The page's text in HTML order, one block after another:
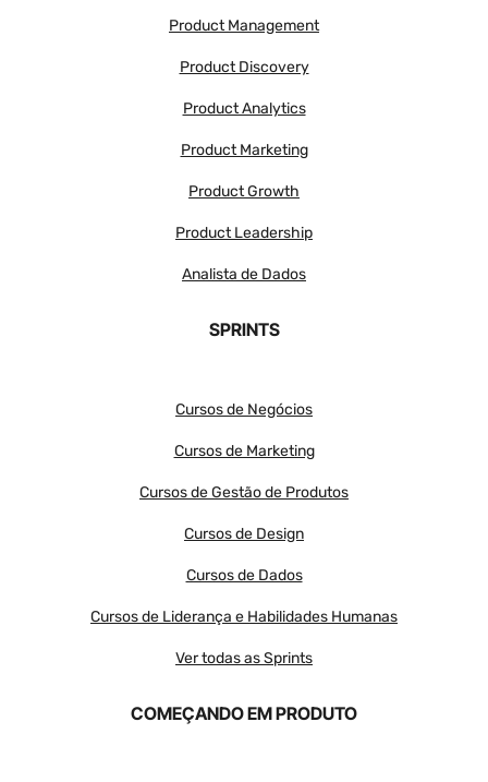
Product Management
Product Discovery
Product Analytics
Product Marketing
Product Growth
Product Leadership
Analista de Dados
SPRINTS
Cursos de Negócios
Cursos de Marketing
Cursos de Gestão de Produtos
Cursos de Design
Cursos de Dados
Cursos de Liderança e Habilidades Humanas
Ver todas as Sprints
COMEÇANDO EM PRODUTO